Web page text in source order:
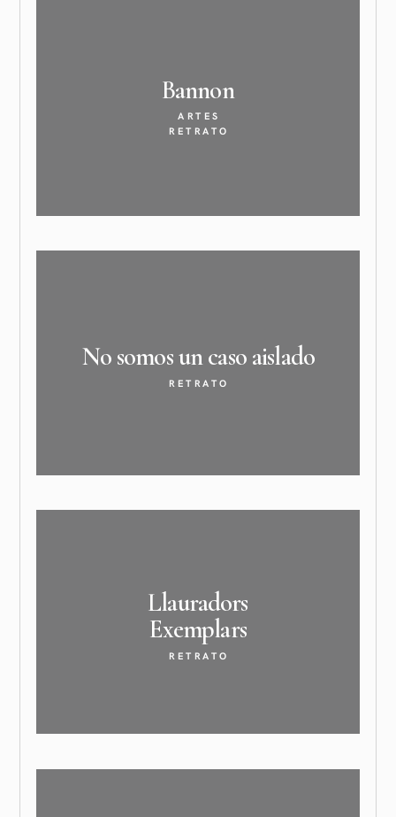
Bannon
ARTES
RETRATO
No somos un caso aislado
RETRATO
Llauradors
Exemplars
RETRATO